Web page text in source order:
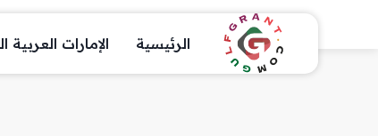
الرئيسية الإمارات العربية